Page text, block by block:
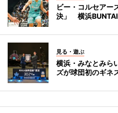
ビー・コルセアー
決」 横浜
見る・遊ぶ
横浜・みなとみら
ズが球団初のギネ